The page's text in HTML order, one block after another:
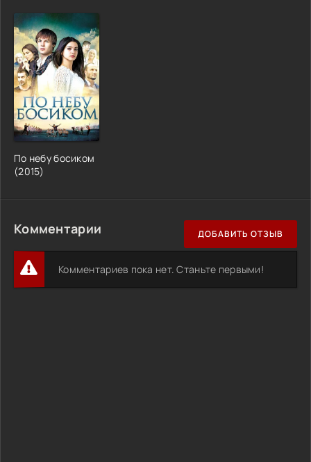
По небу босиком
(2015)
Комментарии ДОБАВИТЬ ОТЗЫВ
Комментариев пока нет. Станьте первыми!